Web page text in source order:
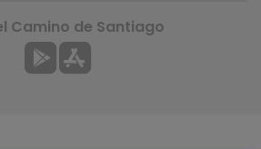
Camino de Santiago